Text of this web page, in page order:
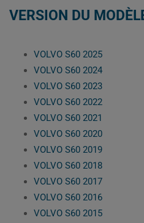
VERSION DU
VOLVO S60 2025
VOLVO S60 2024
VOLVO S60 2023
VOLVO S60 2022
VOLVO S60 2021
VOLVO S60 2020
VOLVO S60 2019
VOLVO S60 2018
VOLVO S60 2017
VOLVO S60 2016
VOLVO S60 2015